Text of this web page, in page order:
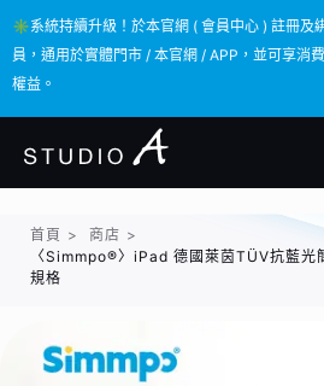
✳️系統持續升級！於本官網 ( 會員中心 ) 註冊及
員，通用於實體門市 / 本官網 / APP，並可享消
權益。
✳️系統持續升級！於本官網 ( 會員中心 ) 註冊及
員，通用於實體門市 / 本官網 / APP，並可享消
權益。
首頁 > 商店 >
〈Simmpo®〉iPad 德國萊茵TÜV抗藍光
規格